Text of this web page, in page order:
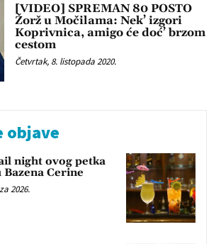
[VIDEO] SPREMAN 80 POSTO
Žorž u Močilama: Nek’ izgori
Koprivnica, amigo će doć’ brzom
cestom
Četvrtak, 8. listopada 2020.
objave
night ovog petka
Cerine
2026.